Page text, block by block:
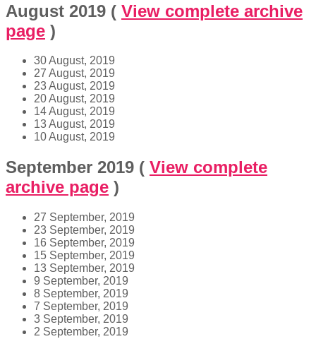
August 2019 ( View complete archive
page )
30 August, 2019
27 August, 2019
23 August, 2019
20 August, 2019
14 August, 2019
13 August, 2019
10 August, 2019
September 2019 ( View complete
archive page )
27 September, 2019
23 September, 2019
16 September, 2019
15 September, 2019
13 September, 2019
9 September, 2019
8 September, 2019
7 September, 2019
3 September, 2019
2 September, 2019